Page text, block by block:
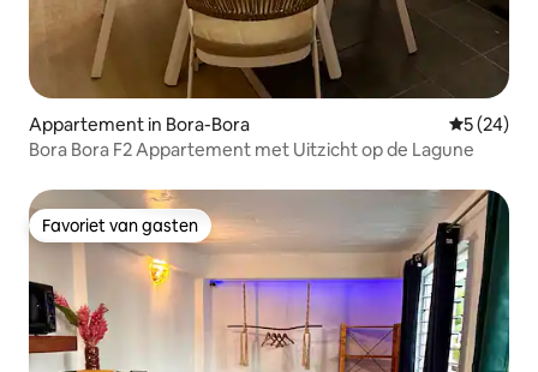
Appartement in Bora-Bora
5 (24)
Bora Bora F2 Appartement met Uitzicht op de Lagune
Favoriet van gasten
Favoriet van gasten